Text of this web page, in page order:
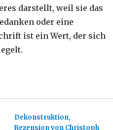
darstellt, weil sie das
oder eine
ist ein Wert, der sich
Dekonstruktion,
Rezension von Christoph